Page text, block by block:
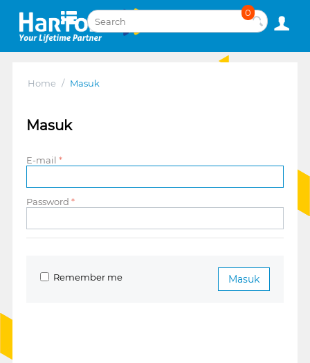
0
Home / Masuk
Masuk
E-mail
Password
Masuk
Remember me